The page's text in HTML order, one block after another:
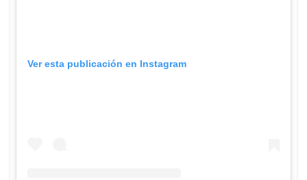
Ver esta publicación en Instagram